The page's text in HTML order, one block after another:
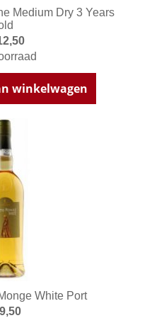
Medium Dry 3 Years
winkelwagen
White Port